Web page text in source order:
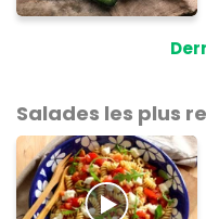
Salades les plus